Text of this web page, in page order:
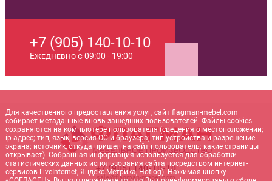
+7 (905) 140-10-10
Ежедневно с 09:00 - 19:00
+7 (905) 140-10-10
sale@flagman-mebel.com
Для качественного предоставления услуг, сайт flagman-mebel.com
собирает метаданные вновь зашедших пользователей. Файлы cookies
сохраняются на компьютере пользователя (сведения о местоположении;
ip-адрес; тип, язык, версия ОС и браузера; тип устройства и разрешение
экрана; источник, откуда пришел на сайт пользователь; какие страницы
открывает). Собранная информация используется для обработки
статистических данных использования сайта посредством интернет-
сервисов LiveInternet, Яндекс.Метрика, Hotlog). Нажимая кнопку